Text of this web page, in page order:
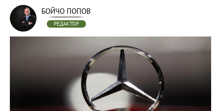
БОЙЧО ПОПОВ
РЕДАКТОР